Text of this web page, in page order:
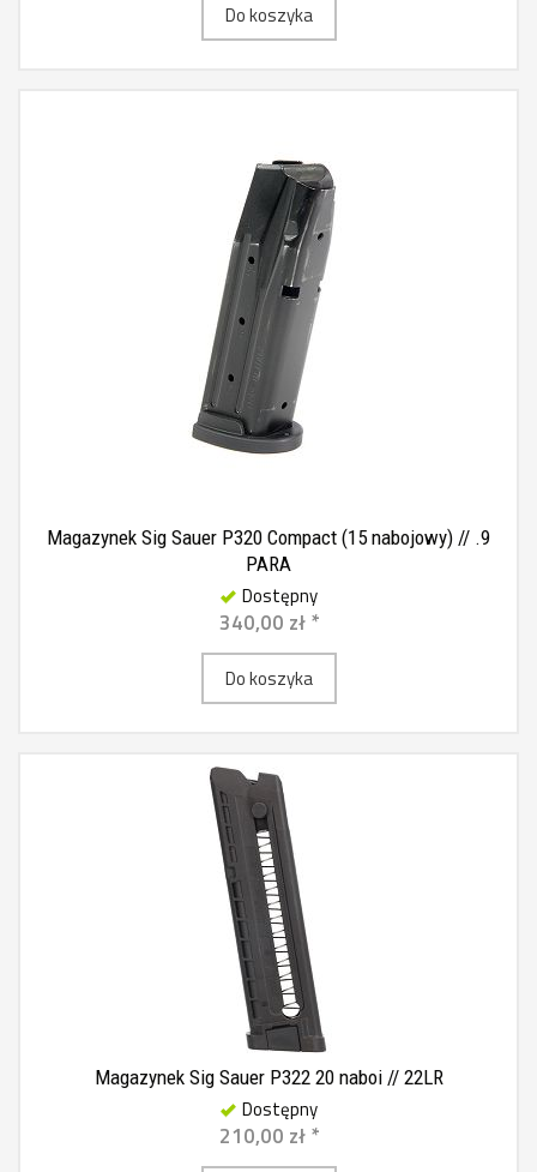
Do koszyka
Magazynek Sig Sauer P320 Compact (15 nabojowy) // .9
PARA
Dostępny
340,00 zł *
Do koszyka
Magazynek Sig Sauer P322 20 naboi // 22LR
Dostępny
210,00 zł *